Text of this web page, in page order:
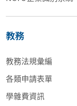
教務
教務法規彙編
各類申請表單
學雜費資訊